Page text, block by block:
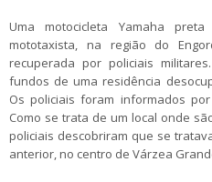
Uma motocicleta Yamaha
mototaxista, na região do
recuperada por policiais
fundos de uma residência
Os policiais foram informados
Como se trata de um local onde
policiais descobriram que se
anterior, no centro de Várzea